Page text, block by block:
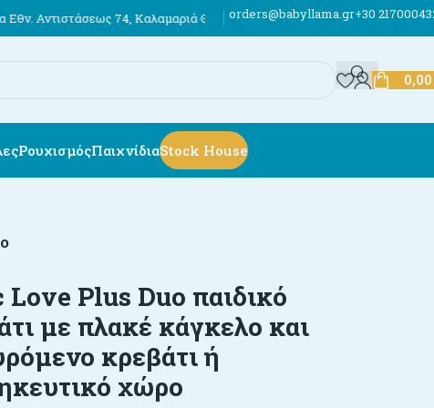
74, Καλαμαριά Θεσσαλονίκης Έως 12 άτοκες δόσεις Αποστολές σε
orders@babyllama.gr+30
ΡουχισμόςΠαιχνίδιαStock House
Love Plus Duo παιδικό
με πλακέ κάγκελο και
κρεβάτι ή
χώρο